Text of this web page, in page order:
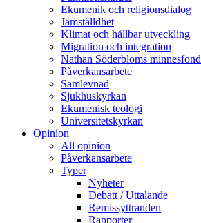
Ekumenik och religionsdialog
Jämställdhet
Klimat och hållbar utveckling
Migration och integration
Nathan Söderbloms minnesfond
Påverkansarbete
Samlevnad
Sjukhuskyrkan
Ekumenisk teologi
Universitetskyrkan
Opinion
All opinion
Påverkansarbete
Typer
Nyheter
Debatt / Uttalande
Remissyttranden
Rapporter